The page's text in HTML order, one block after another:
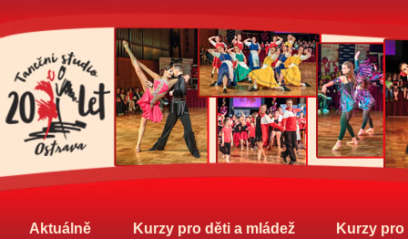
Aktuálně Kurzy pro děti a mládež Kurzy